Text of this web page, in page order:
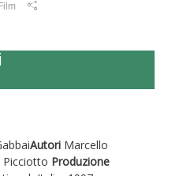
Film
AutoriMarcello
Picciotto Produzione